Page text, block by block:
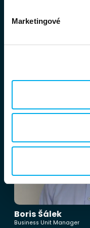
Marketingové
Boris Šálek
Business Unit Manager